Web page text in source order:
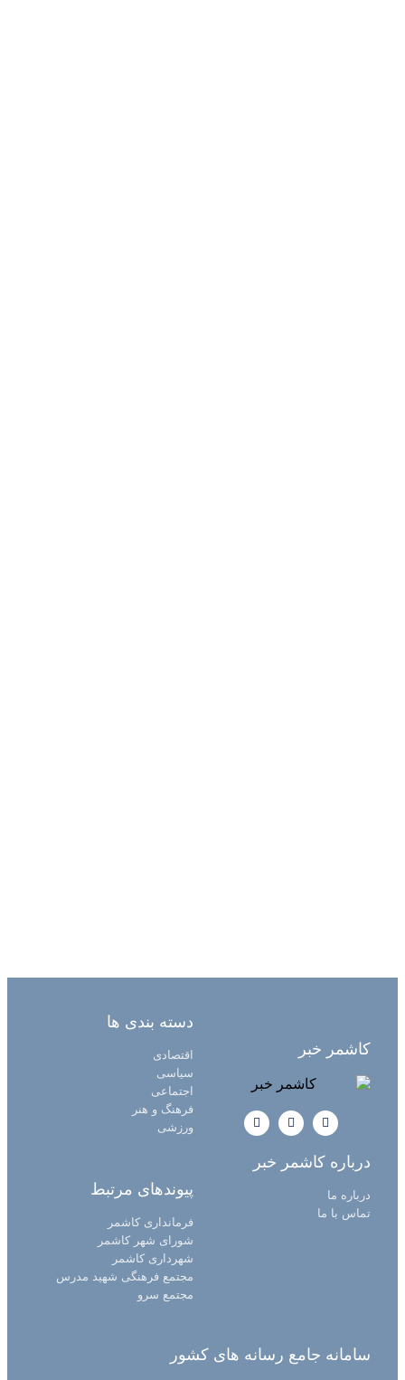
کاشمر خبر
دسته بندی ها
اقتصادی
سیاسی
اجتماعی
فرهنگ و هنر
ورزشی
درباره کاشمر خبر
درباره ما
تماس با ما
پیوندهای مرتبط
فرمانداری کاشمر
شورای شهر کاشمر
شهرداری کاشمر
مجتمع فرهنگی شهید مدرس
مجتمع سرو
سامانه جامع رسانه های کشور